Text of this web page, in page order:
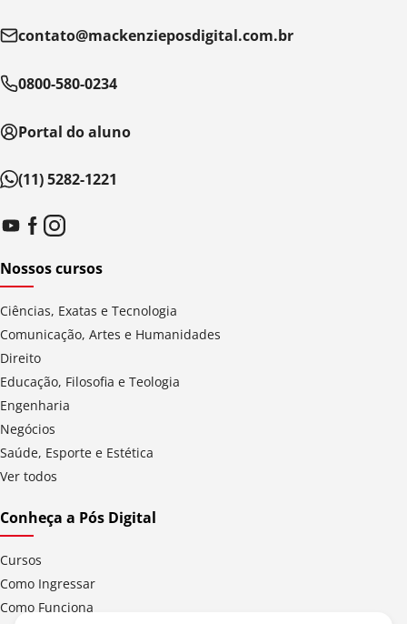
contato@mackenzieposdigital.com.br
0800-580-0234
Portal do aluno
(11) 5282-1221
Nossos cursos
Ciências, Exatas e Tecnologia
Comunicação, Artes e Humanidades
Direito
Educação, Filosofia e Teologia
Engenharia
Negócios
Saúde, Esporte e Estética
Ver todos
Conheça a Pós Digital
Cursos
Como Ingressar
Como Funciona